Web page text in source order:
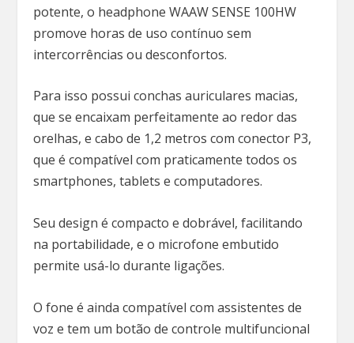
potente, o headphone WAAW SENSE 100HW
promove horas de uso contínuo sem
intercorrências ou desconfortos.
Para isso possui conchas auriculares macias,
que se encaixam perfeitamente ao redor das
orelhas, e cabo de 1,2 metros com conector P3,
que é compatível com praticamente todos os
smartphones, tablets e computadores.
Seu design é compacto e dobrável, facilitando
na portabilidade, e o microfone embutido
permite usá-lo durante ligações.
O fone é ainda compatível com assistentes de
voz e tem um botão de controle multifuncional